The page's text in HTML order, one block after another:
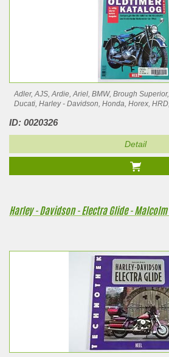
Adler, AJS, Ardie, Ariel, BMW, Brough
Ducati, Harley - Davidson, Honda, Horex,
ID: 0020326
Detail
Harley - Davidson - Electra Glide -